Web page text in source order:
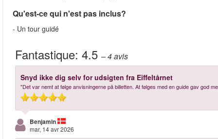
Qu'est-ce qui n'est pas inclus?
- Un tour guidé
Fantastique: 4.5 – 4avis
Snyd ikke dig selv for udsigten fra Eiffeltårnet
"Det var nemt at følge anvisningerne på billetten. At følges med en guide gav god
Benjamin
mar, 14 avr 2026